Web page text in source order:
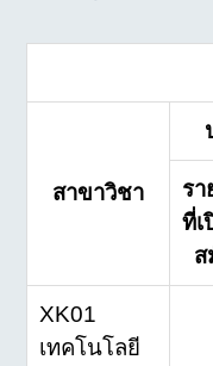
สาขาวิชา
รา
ที่เ
ส
XK01
เทคโนโลยี